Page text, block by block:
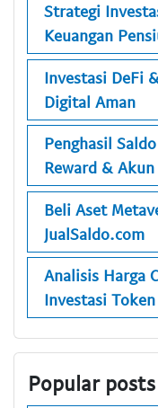
Strategi
Keuangan
Investasi DeFi
Digital Aman
Penghasil
Reward &
Beli Aset
JualSaldo.com
Analisis Harga
Investasi
Popular posts